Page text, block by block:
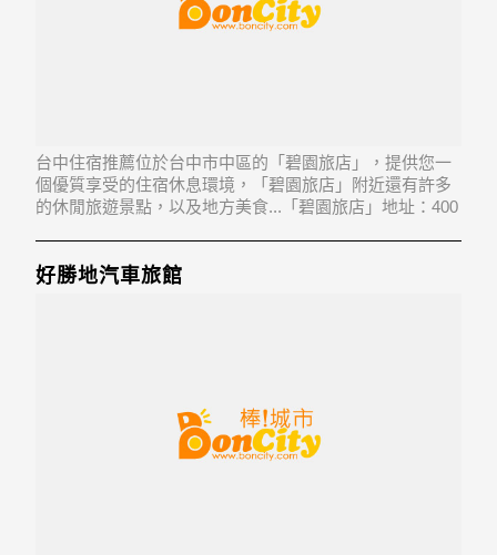
台中住宿推薦位於台中市中區的「碧園旅店」，提供您一
個優質享受的住宿休息環境，「碧園旅店」附近還有許多
的休閒旅遊景點，以及地方美食...「碧園旅店」地址：400
好勝地汽車旅館